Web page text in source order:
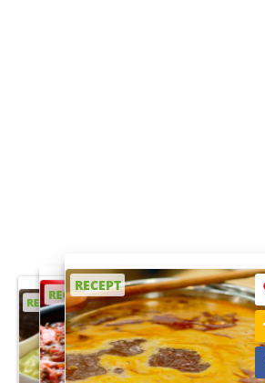
RECEPT
RECEPT
RECEPT
RECEPT
RECEPT